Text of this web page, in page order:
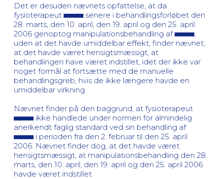
Det er desuden nævnets opfattelse, at da
fysioterapeut
senere i behandlingsforløbet den
28. marts, den 10. april, den 19. april og den 25. april
2006 genoptog manipulationsbehandling af
uden at det havde umiddelbar effekt, finder nævnet,
at det havde været hensigtsmæssigt, at
behandlingen have været indstillet, idet der ikke var
noget formål at fortsætte med de manuelle
behandlingsgreb, hvis de ikke længere havde en
umiddelbar virkning.
Nævnet finder på den baggrund, at fysioterapeut
ikke handlede under normen for almindelig
anerkendt faglig standard ved sin behandling af
i perioden fra den 2. februar til den 25. april
2006. Nævnet finder dog, at det havde været
hensigtsmæssigt, at manipulationsbehandling den 28.
marts, den 10. april, den 19. april og den 25. april 2006
havde været indstillet.